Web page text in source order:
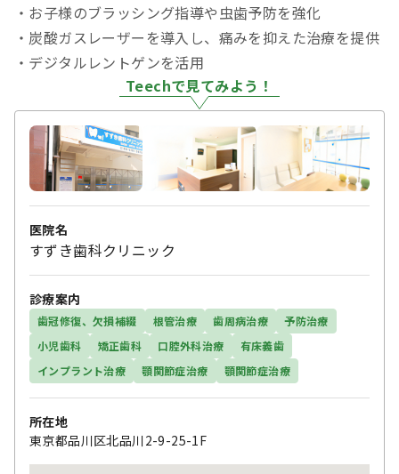
・お子様のブラッシング指導や虫歯予防を強化
・炭酸ガスレーザーを導入し、痛みを抑えた治療を提供
・デジタルレントゲンを活用
Teechで見てみよう！
医院名
すずき歯科クリニック
診療案内
歯冠修復、欠損補綴 根管治療 歯周病治療
予防治療
小児歯科
矯正歯科 口腔外科治療
有床義歯
インプラント治療
顎関節症治療 顎関節症治療
所在地
東京都品川区北品川2-9-25-1F